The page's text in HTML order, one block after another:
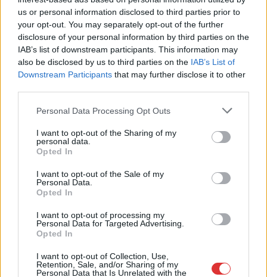
us or personal information disclosed to third parties prior to
your opt-out. You may separately opt-out of the further
disclosure of your personal information by third parties on the
IAB’s list of downstream participants. This information may
also be disclosed by us to third parties on the IAB’s List of
Downstream Participants that may further disclose it to other
Please note that this website/app uses one or more Google
not limited to your visit or usage behaviour. You may click to
grant or deny consent to Google and its third-party tags to
use your data for below specified purposes in below Google
consent section.
Personal Data Processing Opt Outs
I want to opt-out of the Sharing of my
personal data.
Opted In
I want to opt-out of the Sale of my
Personal Data.
Opted In
I want to opt-out of processing my
Personal Data for Targeted Advertising.
Opted In
I want to opt-out of Collection, Use,
Retention, Sale, and/or Sharing of my
Personal Data that Is Unrelated with the
Csendélet 5.0: alig balesetveszélyes lépcső és
remek állapotban levő buszmegálló mutatja, hogy
Szolnok mennyire élhető város
Ha csak ezeket a képeket látnánk, azt gondolnánk, hogy az
egyik leglepusztultabb balkáni vidéken járunk, de...